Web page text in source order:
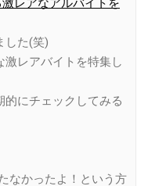
レアなアルバイトを
した(笑)
激レアバイトを特集し
的にチェックしてみる
なかったよ！という方